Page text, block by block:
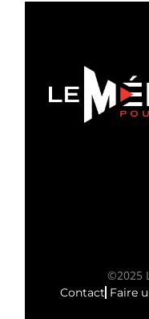
©2025
Contact Faire